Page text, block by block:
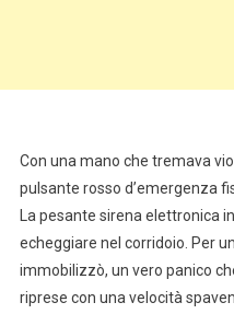
Con una mano che tremava
pulsante rosso d’emergenza
La pesante sirena elettronica
echeggiare nel corridoio. Per
immobilizzò, un vero panico
riprese con una velocità